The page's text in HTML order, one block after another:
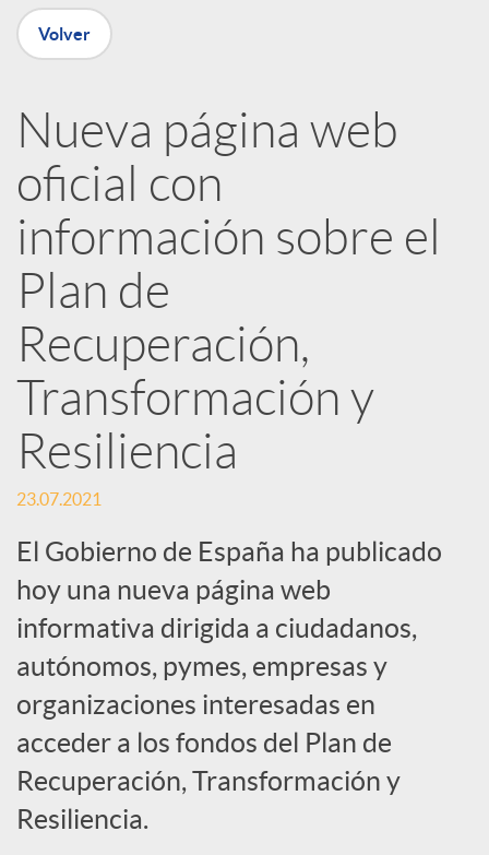
e
d
e
s
S
o
c
i
a
l
Volver
Nueva página web
oficial con
información sobre el
Plan de
Recuperación,
Transformación y
Resiliencia
23.07.2021
El Gobierno de España ha publicado
hoy una nueva página web
informativa dirigida a ciudadanos,
autónomos, pymes, empresas y
organizaciones interesadas en
acceder a los fondos del Plan de
Recuperación, Transformación y
Resiliencia.